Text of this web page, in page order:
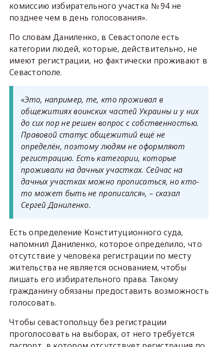
комиссию избирательного участка № 94 не
позднее чем в день голосования».
По словам Даниленко, в Севастополе есть
категории людей, которые, действительно, не
имеют регистрации, но фактически проживают в
Севастополе.
«Это, например, те, кто проживал в
общежитиях воинских частей Украины и у них
до сих пор не решен вопрос с собственностью.
Правовой статус общежитий ещё не
определён, поэтому людям не оформляют
регистрацию. Есть категории, которые
проживали на дачных участках. Сейчас на
дачных участках можно прописаться, но кто-
то может быть не прописался», – сказал
Сергей Даниленко.
Есть определение Конституционного суда,
напомнил Даниленко, которое определило, что
отсутствие у человека регистрации по месту
жительства не является основанием, чтобы
лишать его избирательного права. Такому
гражданину обязаны предоставить возможность
голосовать.
Чтобы севастопольцу без регистрации
проголосовать на выборах, от него требуется